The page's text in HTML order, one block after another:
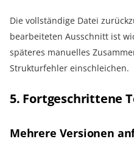
Die vollständige Datei
bearbeiteten Ausschnitt ist
späteres manuelles
Strukturfehler einschleichen.
5. Fortgeschrittene
Mehrere Versionen